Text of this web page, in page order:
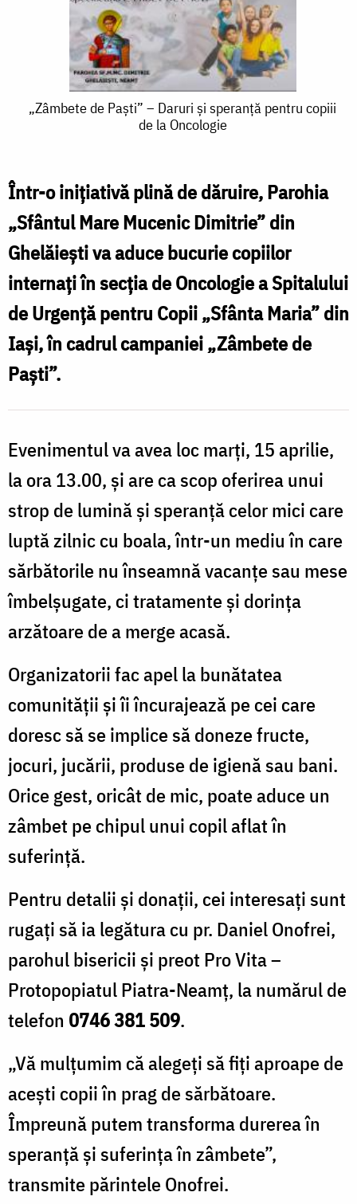
„Zâmbete
–
Daruri
și
speranță
pentru
copiii
de
la
Oncologie
„Zâmbete de Paști” – Daruri și speranță pentru copiii
de la Oncologie
Într-o inițiativă plină de dăruire, Parohia
„Sfântul Mare Mucenic Dimitrie” din
Ghelăiești va aduce bucurie copiilor
internați în secția de Oncologie a Spitalului
de Urgență pentru Copii „Sfânta Maria” din
Iași, în cadrul campaniei „Zâmbete de
Paști”.
Evenimentul va avea loc marți, 15 aprilie,
la ora 13.00, și are ca scop oferirea unui
strop de lumină și speranță celor mici care
luptă zilnic cu boala, într-un mediu în care
sărbătorile nu înseamnă vacanțe sau mese
îmbelșugate, ci tratamente și dorința
arzătoare de a merge acasă.
Organizatorii fac apel la bunătatea
comunității și îi încurajează pe cei care
doresc să se implice să doneze fructe,
jocuri, jucării, produse de igienă sau bani.
Orice gest, oricât de mic, poate aduce un
zâmbet pe chipul unui copil aflat în
suferință.
Pentru detalii și donații, cei interesați sunt
rugați să ia legătura cu pr. Daniel Onofrei,
parohul bisericii și preot Pro Vita –
Protopopiatul Piatra-Neamț, la numărul de
telefon 0746 381 509.
„Vă mulțumim că alegeți să fiți aproape de
acești copii în prag de sărbătoare.
Împreună putem transforma durerea în
speranță și suferința în zâmbete”,
transmite părintele Onofrei.